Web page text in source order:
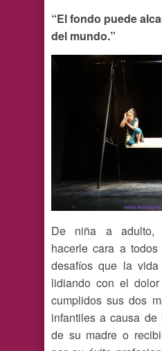
“El fondo puede
del mundo.”
De niña a adulto,
hacerle cara a
desafíos que la
lidiando con el
cumplidos sus dos
infantiles a causa
de su madre o